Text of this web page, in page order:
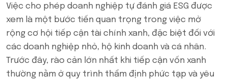
Việc cho phép doanh nghiệp tự đánh giá ESG được
xem là một bước tiến quan trọng trong việc mở
rộng cơ hội tiếp cận tài chính xanh, đặc biệt đối với
các doanh nghiệp nhỏ, hộ kinh doanh và cá nhân.
Trước đây, rào cản lớn nhất khi tiếp cận vốn xanh
thường nằm ở quy trình thẩm định phức tạp và yêu